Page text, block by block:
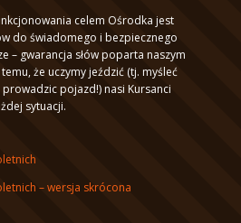
celem Ośrodka jest
do świadomego i bezpiecznego
– gwarancja słów poparta naszym
że uczymy jeździć (tj. myśleć
pojazd!) nasi Kursanci
sytuacji.
– wersja skrócona